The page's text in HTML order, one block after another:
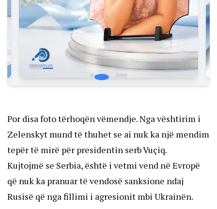
Por disa foto tërhoqën vëmendje. Nga vështirim i
Zelenskyt mund të thuhet se ai nuk ka një mendim
tepër të mirë për presidentin serb Vuçiq.
Kujtojmë se Serbia, është i vetmi vend në Evropë
që nuk ka pranuar të vendosë sanksione ndaj
Rusisë që nga fillimi i agresionit mbi Ukrainën.